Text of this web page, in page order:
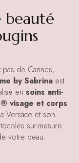
pas de Cannes,
by Sabrina est
en soins anti-
visage et corps
Versace et son
sur-mesure
votre peau.